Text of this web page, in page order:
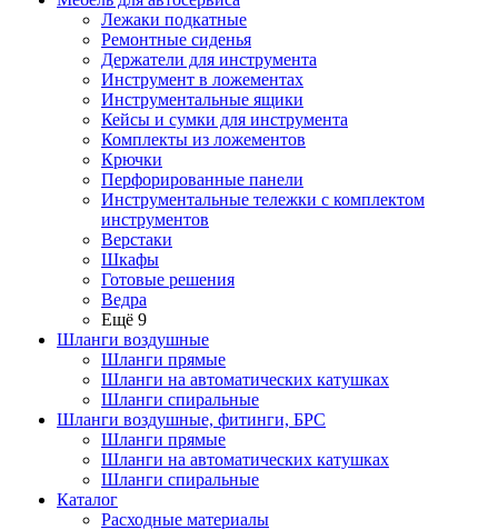
Лежаки подкатные
Ремонтные сиденья
Держатели для инструмента
Инструмент в ложементах
Инструментальные ящики
Кейсы и сумки для инструмента
Комплекты из ложементов
Крючки
Перфорированные панели
Инструментальные тележки с комплектом
инструментов
Верстаки
Шкафы
Готовые решения
Ведра
Ещё 9
Шланги воздушные
Шланги прямые
Шланги на автоматических катушках
Шланги спиральные
Шланги воздушные, фитинги, БРС
Шланги прямые
Шланги на автоматических катушках
Шланги спиральные
Каталог
Расходные материалы